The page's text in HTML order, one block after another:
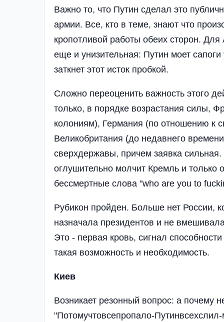
Важно то, что Путин сделал это
армии. Все, кто в теме, знают что
кропотливой работы обеих сторон.
еще и унизительная: Путин моет
заткнет этот исток пробкой.
Сложно переоценить важность этого
только, в порядке возрастания силы,
колониям), Германия (по отношению к
Великобритания (до недавнего
сверхдержавы, причем заявка сильная.
оглушительно молчит Кремль и только
бессмертные слова "who are you to
Рубикон пройден. Больше нет России,
назначала президентов и не
Это - первая кровь, сигнал
такая возможность и необходимость.
Киев
Возникает резонный вопрос: а почему
"Потомучтовсепропало-